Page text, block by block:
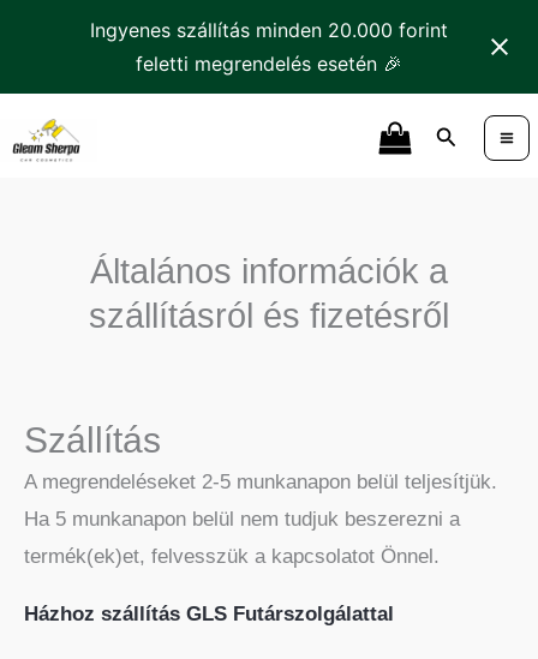
Ingyenes szállítás minden 20.000 forint
feletti megrendelés esetén 🎉
content
Search
Általános információk a
szállításról és fizetésről
Szállítás
A megrendeléseket 2-5 munkanapon belül teljesítjük.
Ha 5 munkanapon belül nem tudjuk beszerezni a
termék(ek)et, felvesszük a kapcsolatot Önnel.
Házhoz szállítás GLS Futárszolgálattal